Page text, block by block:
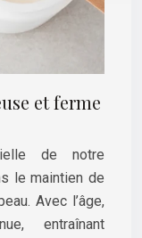
et ferme
de notre
le maintien de
Avec l’âge,
entraînant